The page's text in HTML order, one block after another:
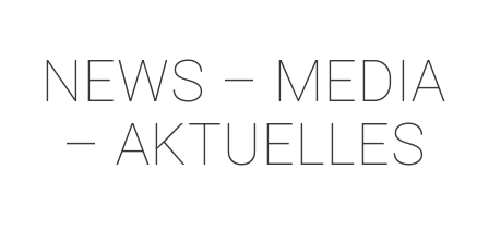
NEWS – MEDIA
– AKTUELLES